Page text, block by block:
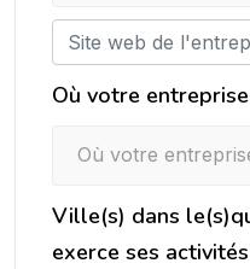
Où votre
Où votre
Ville(s) dans
exerce ses activités